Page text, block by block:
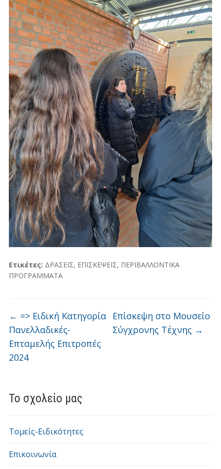
Το σχολείο μας
Τομείς-Ειδικότητες
Επικοινωνία
Ετικέτες: ΔΡΑΣΕΙΣ, ΕΠΙΣΚΕΨΕΙΣ, ΠΕΡΙΒΑΛΛΟΝΤΙΚΑ
ΠΡΟΓΡΑΜΜΑΤΑ
← => Ειδική Κατηγορία
Πανελλαδικές-
Επταμελής Επιτροπές
2024
Επίσκεψη στο Μουσείο
Σύγχρονης Τέχνης →